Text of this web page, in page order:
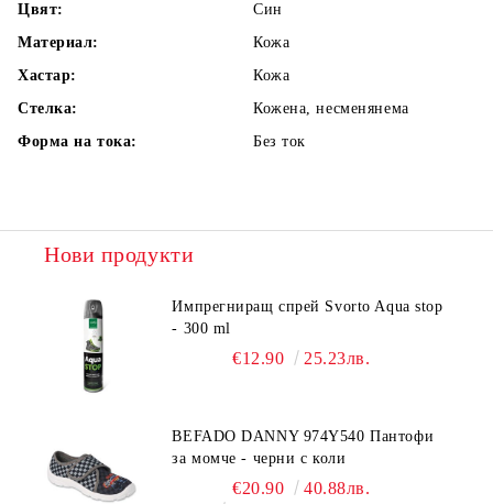
Цвят:
Син
Материал:
Кожа
Хастар:
Кожа
Стелка:
Кожена, несменянема
Форма на тока:
Без ток
Нови продукти
Импрегниращ спрей Svorto Aqua stop
- 300 ml
€12.90 25.23лв.
BEFADO DANNY 974Y540 Пантофи
за момче - черни с коли
€20.90 40.88лв.